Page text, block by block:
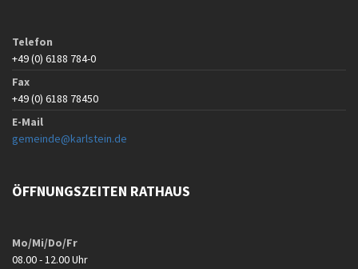
Telefon
+49 (0) 6188 784-0
Fax
+49 (0) 6188 78450
E-Mail
gemeinde@karlstein.de
ÖFFNUNGSZEITEN RATHAUS
Mo/Mi/Do/Fr
08.00 - 12.00 Uhr